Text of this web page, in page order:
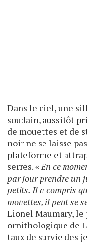
Dans le ciel, une
soudain, aussitôt
de mouettes et de
noir ne se laisse
plateforme et
serres. « En ce
par jour prendre un
petits. Il a compris
mouettes, il peut se
Lionel Maumary,
ornithologique de
taux de survie des